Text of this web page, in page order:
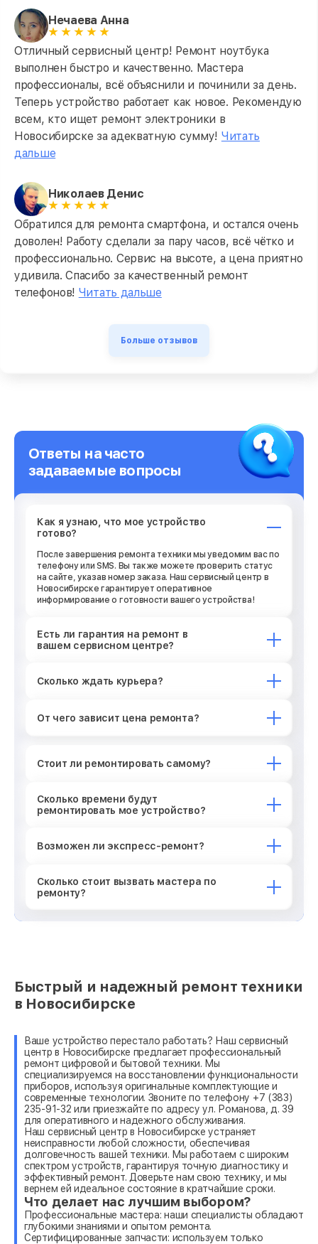
Нечаева Анна
Отличный сервисный центр! Ремонт ноутбука
выполнен быстро и качественно. Мастера
профессионалы, всё объяснили и починили за день.
Теперь устройство работает как новое. Рекомендую
всем, кто ищет ремонт электроники в
Новосибирске за адекватную сумму! Читать
дальше
Николаев Денис
Обратился для ремонта смартфона, и остался очень
доволен! Работу сделали за пару часов, всё чётко и
профессионально. Сервис на высоте, а цена приятно
удивила. Спасибо за качественный ремонт
телефонов! Читать дальше
Больше отзывов
Ответы на часто
задаваемые вопросы
Как я узнаю, что мое устройство
готово?
После завершения ремонта техники мы уведомим вас по
телефону или SMS. Вы также можете проверить статус
на сайте, указав номер заказа. Наш сервисный центр в
Новосибирске гарантирует оперативное
информирование о готовности вашего устройства!
Есть ли гарантия на ремонт в
вашем сервисном центре?
Сколько ждать курьера?
От чего зависит цена ремонта?
Стоит ли ремонтировать самому?
Сколько времени будут
ремонтировать мое устройство?
Возможен ли экспресс-ремонт?
Сколько стоит вызвать мастера по
ремонту?
Быстрый и надежный ремонт техники
в Новосибирске
Ваше устройство перестало работать? Наш сервисный
центр в Новосибирске предлагает профессиональный
ремонт цифровой и бытовой техники. Мы
специализируемся на восстановлении функциональности
приборов, используя оригинальные комплектующие и
современные технологии. Звоните по телефону +7 (383)
235-91-32 или приезжайте по адресу ул. Романова, д. 39
для оперативного и надежного обслуживания.
Наш сервисный центр в Новосибирске устраняет
неисправности любой сложности, обеспечивая
долговечность вашей техники. Мы работаем с широким
спектром устройств, гарантируя точную диагностику и
эффективный ремонт. Доверьте нам свою технику, и мы
вернем ей идеальное состояние в кратчайшие сроки.
Что делает нас лучшим выбором?
Профессиональные мастера: наши специалисты обладают
глубокими знаниями и опытом ремонта.
Сертифицированные запчасти: используем только